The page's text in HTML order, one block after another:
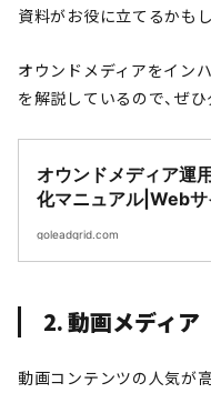
資料がお役に立てるかも
オウンドメディアをイン
を解説しているので、ぜ
オウンドメディア運
化マニュアル|Webサ
goleadgrid.com
2. 動画メディア
動画コンテンツの人気が